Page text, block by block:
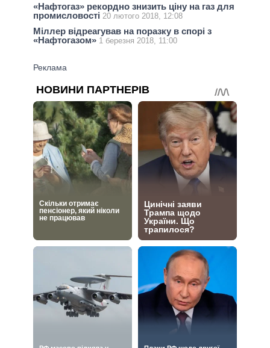
«Нафтогаз» рекордно знизить ціну на газ для
промисловості 20 лютого 2018, 12:08
Міллер відреагував на поразку в спорі з
«Нафтогазом» 1 березня 2018, 11:00